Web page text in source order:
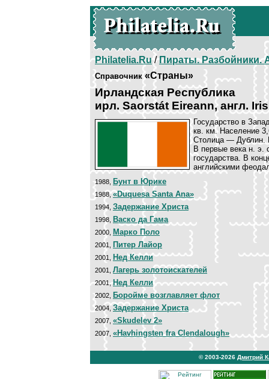
Philatelia.Ru/Пираты. Разбойники.
Справочник«Страны»
Ирландская Республика
ирл. Saorstát Eireann, англ.
Государство в
кв. км. Население
Столица — Дублин.
В первые века н. э.
государства. В
английскими
1988, Бунт в Юрике
1988,«Duquesa Santa Ana»
1994, Задержание Христа
1998, Васко да Гама
2000, Марко Поло
2001, Питер Лайор
2001, Нед Келли
2001, Лагерь золотоискателей
2001,Нед Келли
2002, Боройме возглавляет флот
2004, Задержание Христа
2007, «Skudelev 2»
2007, «Havhingsten fra Clendalough»
© 2003-2026 Дмитрий